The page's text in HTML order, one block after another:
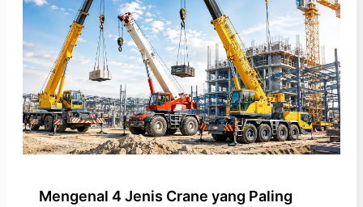
Mengenal 4 Jenis Crane yang Paling